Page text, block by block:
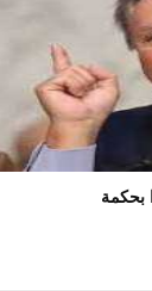
بحكمة